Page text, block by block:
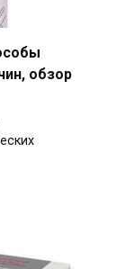
обзор